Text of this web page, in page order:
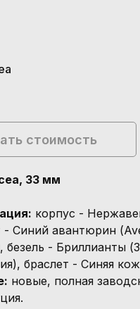
стоимость
33 мм
корпус -
- Синий авантюрин
безель - Бриллианты
браслет - Синяя
новые, полная